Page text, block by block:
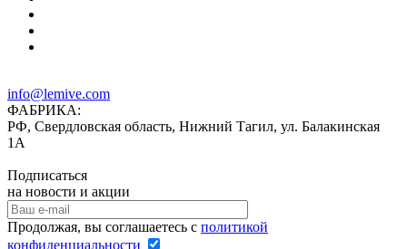
info@lemive.com
ФАБРИКА:
РФ, Свердловская область, Нижний Тагил, ул. Балакинская
1А
Подписаться
на новости и акции
Продолжая, вы соглашаетесь с политикой
конфиденциальности